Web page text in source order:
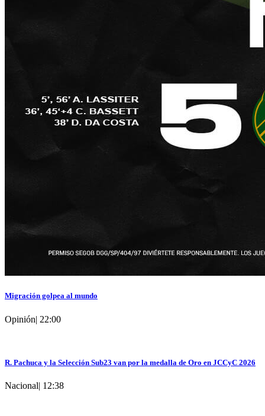
Migración golpea al mundo
Opinión| 22:00
R. Pachuca y la Selección Sub23 van por la medalla de Oro en JCCyC 2026
Nacional| 12:38